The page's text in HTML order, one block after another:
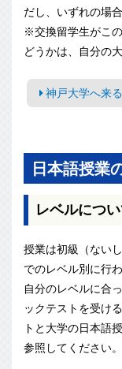
だし、いずれの場
※交換留学生がこ
どうかは、自分の
神戸大学へ来
日本語授業
レベルにつ
授業は初級（ない
でのレベル別に行わ
自分のレベルに合
ックテストを受け
トと大学の日本語
参照してください。